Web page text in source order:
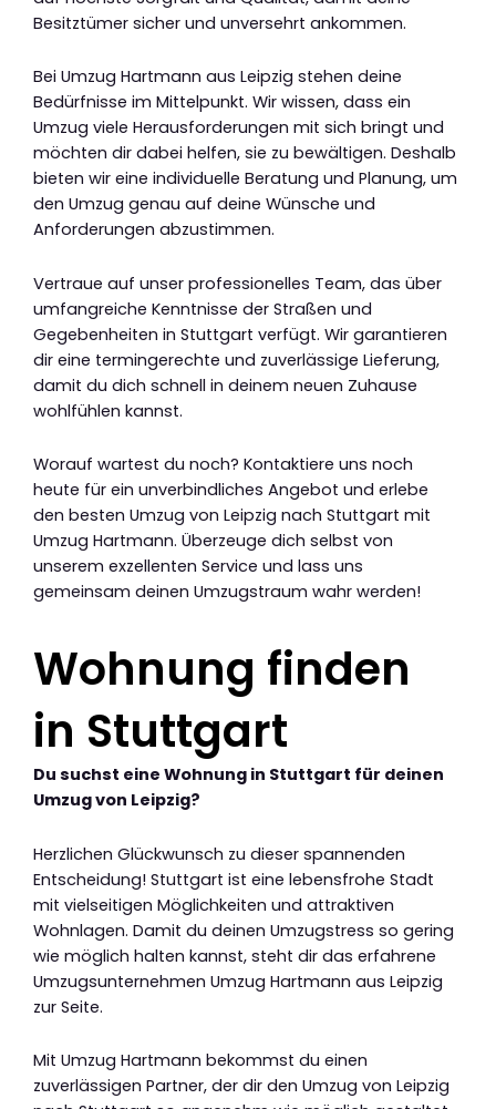
Besitztümer sicher und unversehrt ankommen.
Bei Umzug Hartmann aus Leipzig stehen deine
Bedürfnisse im Mittelpunkt. Wir wissen, dass ein
Umzug viele Herausforderungen mit sich bringt und
möchten dir dabei helfen, sie zu bewältigen. Deshalb
bieten wir eine individuelle Beratung und Planung, um
den Umzug genau auf deine Wünsche und
Anforderungen abzustimmen.
Vertraue auf unser professionelles Team, das über
umfangreiche Kenntnisse der Straßen und
Gegebenheiten in Stuttgart verfügt. Wir garantieren
dir eine termingerechte und zuverlässige Lieferung,
damit du dich schnell in deinem neuen Zuhause
wohlfühlen kannst.
Worauf wartest du noch? Kontaktiere uns noch
heute für ein unverbindliches Angebot und erlebe
den besten Umzug von Leipzig nach Stuttgart mit
Umzug Hartmann. Überzeuge dich selbst von
unserem exzellenten Service und lass uns
gemeinsam deinen Umzugstraum wahr werden!
Wohnung finden
in Stuttgart
Du suchst eine Wohnung in Stuttgart für deinen
Umzug von Leipzig?
Herzlichen Glückwunsch zu dieser spannenden
Entscheidung! Stuttgart ist eine lebensfrohe Stadt
mit vielseitigen Möglichkeiten und attraktiven
Wohnlagen. Damit du deinen Umzugstress so gering
wie möglich halten kannst, steht dir das erfahrene
Umzugsunternehmen Umzug Hartmann aus Leipzig
zur Seite.
Mit Umzug Hartmann bekommst du einen
zuverlässigen Partner, der dir den Umzug von Leipzig